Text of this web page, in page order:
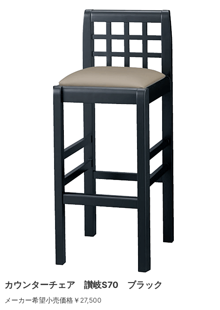
カウンターチェア 讃岐S70 ブラック
メーカー希望小売価格￥ 27,500